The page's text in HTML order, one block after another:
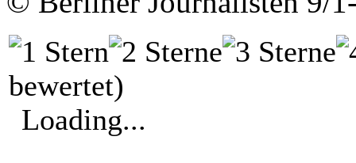
bewertet)
Loading...